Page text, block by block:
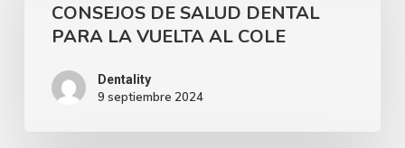
saludable
SALUD
DENTAL
PARA
VUELTA
CONSEJOS DE SALUD DENTAL
PARA LA VUELTA AL COLE
Dentality
9 septiembre 2024